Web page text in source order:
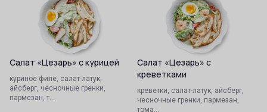
Салат «Цезарь» с курицей
куриное филе, салат-латук,
айсберг, чесночные гренки,
пармезан, т…
Салат «Цезарь» с
креветками
креветки, салат-латук, айсберг,
чесночные гренки, пармезан,
тома…